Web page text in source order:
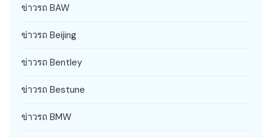
ข่าวรถ BAW
ข่าวรถ Beijing
ข่าวรถ Bentley
ข่าวรถ Bestune
ข่าวรถ BMW